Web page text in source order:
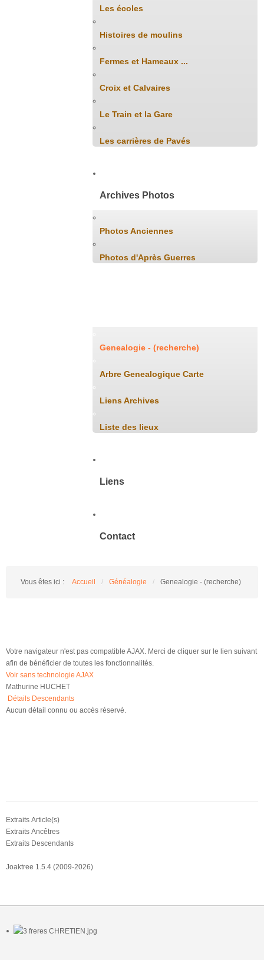
Les écoles
Histoires de moulins
Fermes et Hameaux ...
Croix et Calvaires
Le Train et la Gare
Les carrières de Pavés
Archives Photos
Photos Anciennes
Photos d'Après Guerres
Genealogie - (recherche)
Arbre Genealogique Carte
Liens Archives
Liste des lieux
Liens
Contact
Vous êtes ici : Accueil / Généalogie / Genealogie - (recherche)
Votre navigateur n'est pas compatible AJAX. Merci de cliquer sur le lien suivant
afin de bénéficier de toutes les fonctionnalités.
Voir sans technologie AJAX
Mathurine HUCHET
Détails Descendants
Aucun détail connu ou accès réservé.
Extraits Article(s)
Extraits Ancêtres
Extraits Descendants
Joaktree 1.5.4 (2009-2026)